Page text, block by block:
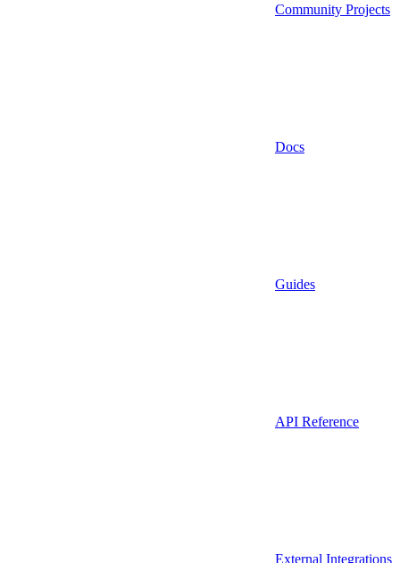
Community Projects
Docs
Guides
API Reference
External Integrations